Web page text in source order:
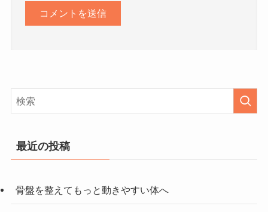
最近の投稿
骨盤を整えてもっと動きやすい体へ